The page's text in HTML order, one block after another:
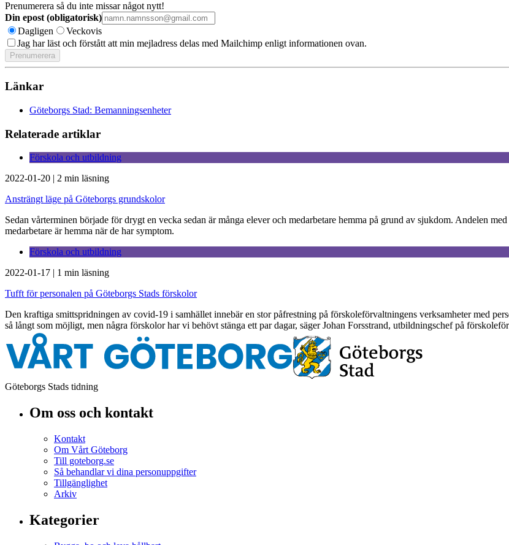
Prenumerera så du inte missar något nytt!
Din epost (obligatorisk)
Dagligen
Veckovis
Jag har läst och förstått att min mejladress delas med Mailchimp enligt informationen ovan.
Länkar
Göteborgs Stad: Bemanningsenheter
Relaterade artiklar
Förskola och utbildning
2022-01-20 | 2 min läsning
Ansträngt läge på Göteborgs grundskolor
Sedan vårterminen började för drygt en vecka sedan är många elever och medarbetare hemma på grund av sjukdom. Andelen
medarbetare är hemma när de har symptom.
Förskola och utbildning
2022-01-17 | 1 min läsning
Tufft för personalen på Göteborgs Stads förskolor
Den kraftiga smittspridningen av covid-19 i samhället innebär en stor påfrestning på förskoleförvaltningens verksamheter med
så långt som möjligt, men några förskolor har vi behövt stänga ett par dagar, säger Johan Forsstrand, utbildningschef på
Göteborgs Stads tidning
Om oss och kontakt
Kontakt
Om Vårt Göteborg
Till goteborg.se
Så behandlar vi dina personuppgifter
Tillgänglighet
Arkiv
Kategorier